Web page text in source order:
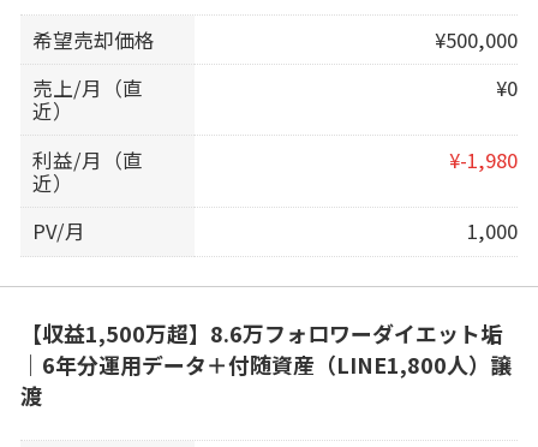
希望売却価格
¥500,000
売上/月（直
近）
¥0
利益/月（直
近）
¥-1,980
PV/月 1,000
【収益1,500万超】8.6万フォロワーダイエット垢
｜6年分運用データ＋付随資産（LINE1,800人）譲
渡